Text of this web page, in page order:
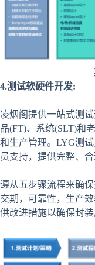
4.测试软硬件开发:
凌烟阁提供一站式测
品(FT)、系统(SLT)和
和生产管理。LYG测
员支持，提供完整、合
遵从五步骤流程来确
交期，可靠性，生产
供改进措施以确保封装